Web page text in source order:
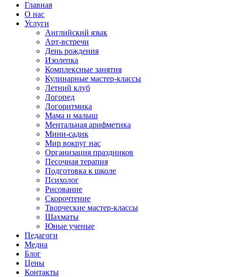
Главная
О нас
Услуги
Английский язык
Арт-встречи
День рождения
Изолепка
Комплексные занятия
Кулинарные мастер-классы
Летний клуб
Логопед
Логоритмика
Мама и малыш
Ментальная арифметика
Мини-садик
Мир вокруг нас
Организация праздников
Песочная терапия
Подготовка к школе
Психолог
Рисование
Скорочтение
Творческие мастер-классы
Шахматы
Юные ученые
Педагоги
Медиа
Блог
Цены
Контакты